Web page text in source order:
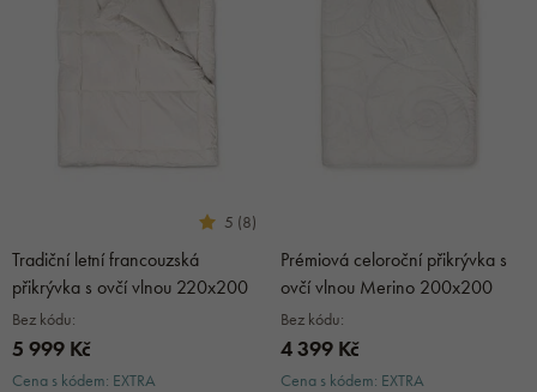
5 (8)
Tradiční letní francouzská
přikrývka s ovčí vlnou 220x200
Bez kódu:
5 999 Kč
Cena s kódem: EXTRA
Prémiová celoroční přikrývka s
ovčí vlnou Merino 200x200
Bez kódu:
4 399 Kč
Cena s kódem: EXTRA